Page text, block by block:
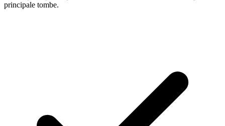
principale tombe.